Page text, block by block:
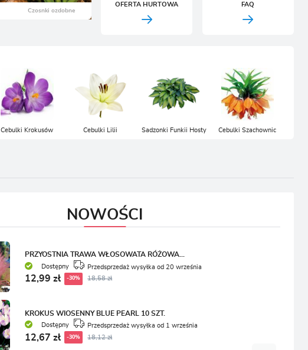
REJESTRACJA OFERTA HURTOWA FAQ
Cebulki Krokusów Cebulki Lilii Sadzonki Funkii Hosty Cebulki Szachownic
NOWOŚCI
PRZYOSTNIA TRAWA WŁOSOWATA RÓŻOWA...
Dostępny Przedsprzedaż wysyłka od 20 września
-30% 18,58 zł
12,99 zł
KROKUS WIOSENNY BLUE PEARL 10 SZT.
Dostępny Przedsprzedaż wysyłka od 1 września
-30% 18,12 zł
12,67 zł